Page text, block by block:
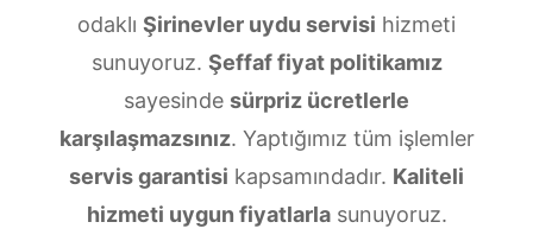
odaklı Şirinevler uydu servisi hizmeti
sunuyoruz. Şeffaf fiyat politikamız
sayesinde sürpriz ücretlerle
karşılaşmazsınız. Yaptığımız tüm işlemler
servis garantisi kapsamındadır. Kaliteli
hizmeti uygun fiyatlarlasunuyoruz.